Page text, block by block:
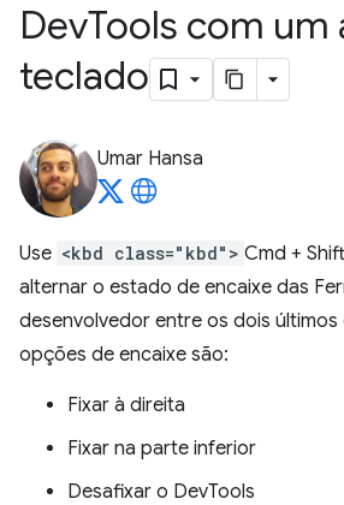
DevTools com um
teclado
Umar Hansa
Use <kbd class="kbd"> Cmd +
alternar o estado de encaixe das
desenvolvedor entre os dois
opções de encaixe são:
Fixar à direita
Fixar na parte inferior
Desafixar o DevTools